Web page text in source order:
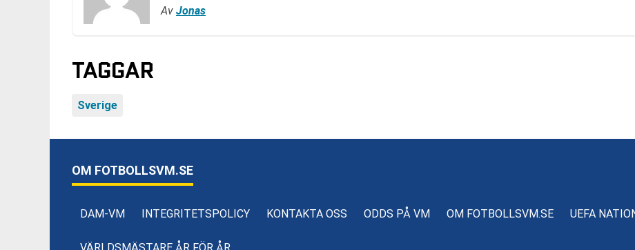
Av Jonas
TAGGAR
Sverige
OM FOTBOLLSVM.SE
DAM-VM INTEGRITETSPOLICY KONTAKTA OSS ODDS PÅ VM OM FOTBOLLSVM.SE UEFA